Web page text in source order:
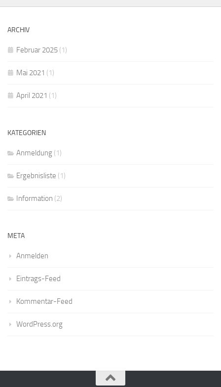
ARCHIV
Februar 2025 (1)
Mai 2021 (1)
April 2021 (1)
KATEGORIEN
Anmeldung (1)
Ergebnisliste (1)
Information (2)
META
Anmelden
Eintrags-Feed
Kommentar-Feed
WordPress.org